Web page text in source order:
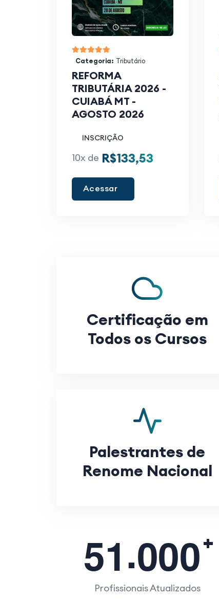
Categoria: Tributário
REFORMA
TRIBUTÁRIA 2026 -
CUIABÁ MT -
AGOSTO 2026
INSCRIÇÃO
10x de R$133,53
Acessar
Certificação em
Todos os Cursos
Palestrantes de
Renome Nacional
51.000
Profissionais Atualizados